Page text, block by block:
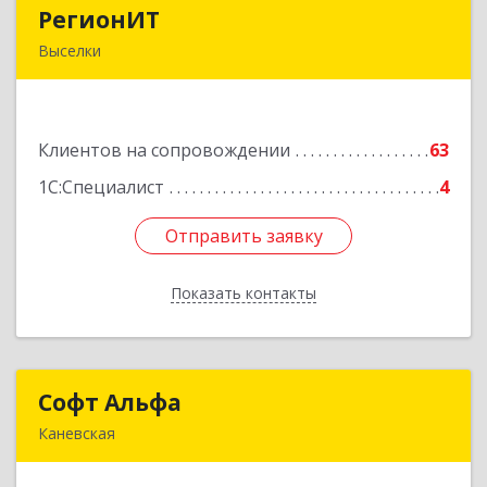
РегионИТ
Выселки
Клиентов на сопровождении
63
1С:Специалист
4
Отправить заявку
Показать контакты
173/1
Отправить заявку
Назад
Софт Альфа
Каневская